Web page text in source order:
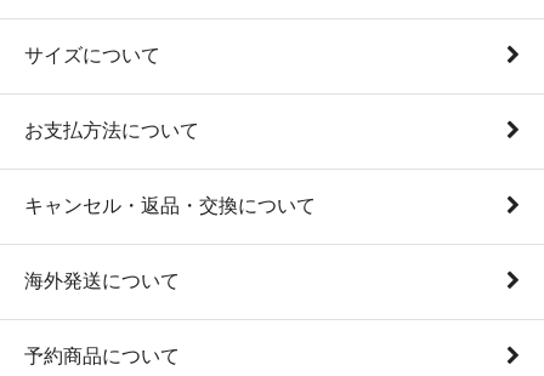
サイズについて
お支払方法について
キャンセル・返品・交換について
海外発送について
予約商品について